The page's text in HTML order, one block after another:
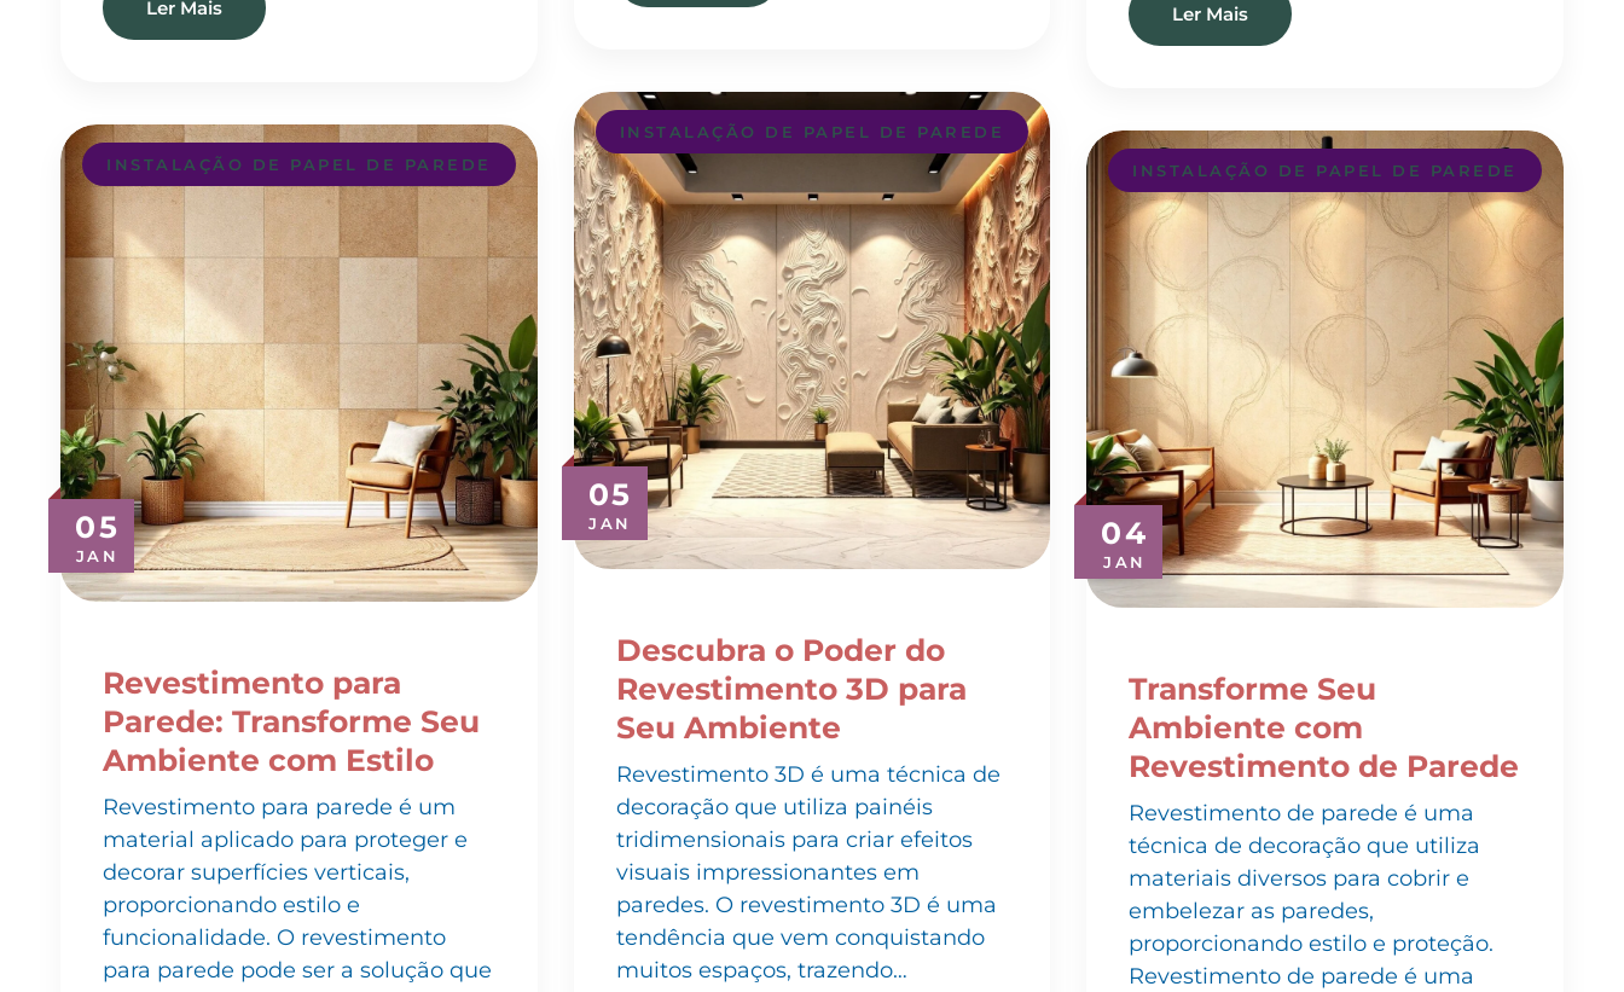
05
JAN
INSTALAÇÃO DE PAPEL DE PAREDE
Revestimento 3D para
Seu Ambiente
Revestimento 3D é uma técnica de
decoração que utiliza painéis
tridimensionais para criar efeitos
visuais impressionantes em
paredes. O revestimento 3D é uma
tendência que vem conquistando
muitos espaços, trazendo…
05
JAN
INSTALAÇÃO DE PAPEL DE PAREDE
Parede: Transforme Seu
Ambiente com Estilo
Revestimento para parede é um
material aplicado para proteger e
decorar superfícies verticais,
proporcionando estilo e
funcionalidade. O revestimento
para parede pode ser a solução que
você procura para transformar…
04
JAN
INSTALAÇÃO DE PAPEL DE PAREDE
Ambiente com
Revestimento de Parede
Revestimento de parede é uma
técnica de decoração que utiliza
materiais diversos para cobrir e
embelezar as paredes,
proporcionando estilo e proteção.
Revestimento de parede é uma
excelente forma de…